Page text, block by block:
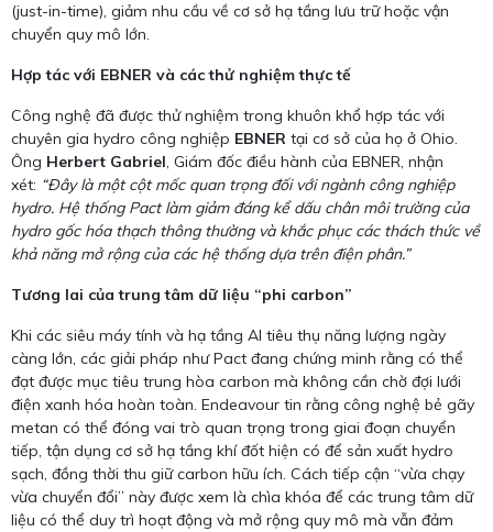
(just-in-time), giảm nhu cầu về cơ sở hạ tầng lưu trữ hoặc vận
chuyển quy mô lớn.
Hợp tác với EBNER và các thử nghiệm thực tế
Công nghệ đã được thử nghiệm trong khuôn khổ hợp tác với
chuyên gia hydro công nghiệp EBNER tại cơ sở của họ ở Ohio.
Ông Herbert Gabriel, Giám đốc điều hành của EBNER, nhận
xét: “Đây là một cột mốc quan trọng đối với ngành công nghiệp
hydro. Hệ thống Pact làm giảm đáng kể dấu chân môi trường của
hydro gốc hóa thạch thông thường và khắc phục các thách thức về
khả năng mở rộng của các hệ thống dựa trên điện phân.”
Tương lai của trung tâm dữ liệu “phi carbon”
Khi các siêu máy tính và hạ tầng AI tiêu thụ năng lượng ngày
càng lớn, các giải pháp như Pact đang chứng minh rằng có thể
đạt được mục tiêu trung hòa carbon mà không cần chờ đợi lưới
điện xanh hóa hoàn toàn. Endeavour tin rằng công nghệ bẻ gãy
metan có thể đóng vai trò quan trọng trong giai đoạn chuyển
tiếp, tận dụng cơ sở hạ tầng khí đốt hiện có để sản xuất hydro
sạch, đồng thời thu giữ carbon hữu ích. Cách tiếp cận “vừa chạy
vừa chuyển đổi” này được xem là chìa khóa để các trung tâm dữ
liệu có thể duy trì hoạt động và mở rộng quy mô mà vẫn đảm